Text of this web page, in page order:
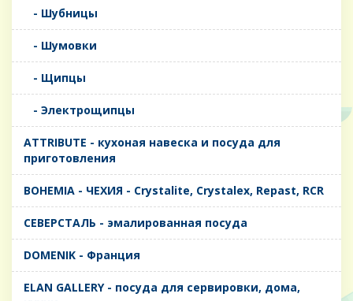
- Шубницы
- Шумовки
- Щипцы
- Электрощипцы
ATTRIBUTE - кухоная навеска и посуда для
приготовления
BOHEMIA - ЧЕХИЯ - Crystalite, Crystalex, Repast, RCR
CЕВЕРСТАЛЬ - эмалированная посуда
DOMENIK - Франция
ELAN GALLERY - посуда для сервировки, дома,